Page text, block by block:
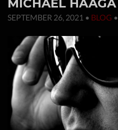
MICHAEL HAAGA
SEPTEMBER 26, 2021 • BLOG •